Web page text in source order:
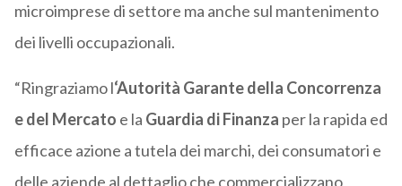
microimprese di settore ma anche sul mantenimento
dei livelli occupazionali.
“Ringraziamo l‘Autorità Garante della Concorrenza
e del Mercato e la Guardia di Finanza per la rapida ed
efficace azione a tutela dei marchi, dei consumatori e
delle aziende al dettaglio che commercializzano